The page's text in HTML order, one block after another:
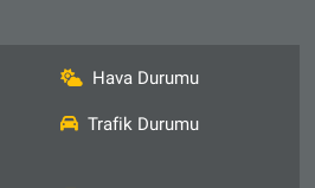
Hava Durumu
Trafik Durumu